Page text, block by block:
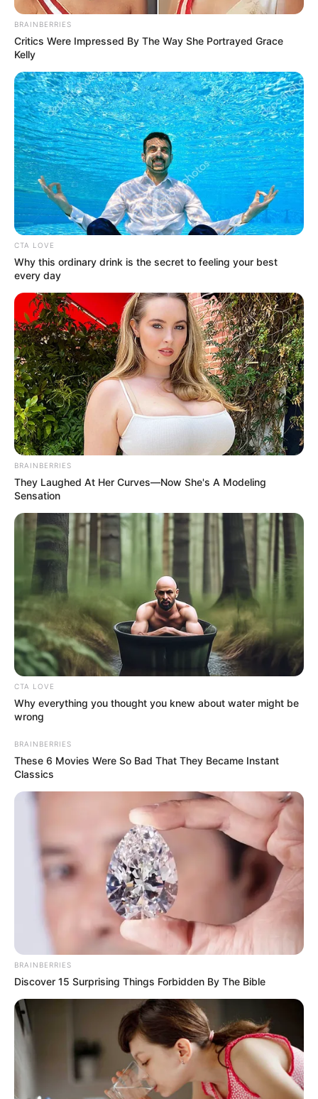
Медичні послуги тут фактично тримаються виключно
на самопожертві медичних працівників, які змушені
працювати без повноцінної заробітної плати, а
пацієнти — виживати в умовах антисанітарії,
відсутності медикаментів і неприйнятного
харчування.
Медичний персонал отримав лише аванс за
березень 2025 року. Повну заробітну плату так і не
виплачено. Попри це, лікарі продовжують
працювати, рятуючи життя мешканців громади без
жодної впевненості у завтрашньому дні.
BRAINBERRIES
Critics Were Impressed By The Way She Portrayed Grace
Kelly
CTA LOVE
Why this ordinary drink is the secret to feeling your best
every day
BRAINBERRIES
They Laughed At Her Curves—Now She's A Modeling
Sensation
CTA LOVE
Why everything you thought you knew about water might be
wrong
BRAINBERRIES
These 6 Movies Were So Bad That They Became Instant
Classics
BRAINBERRIES
Discover 15 Surprising Things Forbidden By The Bible